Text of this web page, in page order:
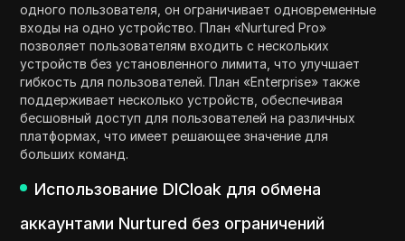
одного пользователя, он ограничивает одновременные
входы на одно устройство. План «Nurtured Pro»
позволяет пользователям входить с нескольких
устройств без установленного лимита, что улучшает
гибкость для пользователей. План «Enterprise» также
поддерживает несколько устройств, обеспечивая
бесшовный доступ для пользователей на различных
платформах, что имеет решающее значение для
больших команд.
Использование DICloak для обмена
аккаунтами Nurtured без ограничений